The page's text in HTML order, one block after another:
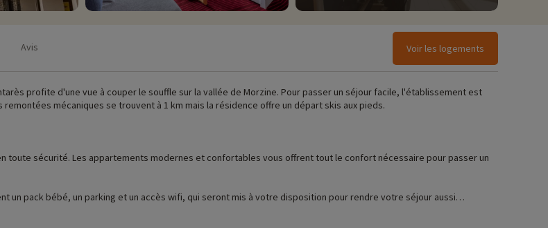
Avis Voir les logements
profite d'une vue à couper le souffle sur la vallée de Morzine. Pour passer un séjour facile, l'établissement est
mécaniques se trouvent à 1 km mais la résidence offre un départ skis aux pieds.
toute sécurité. Les appartements modernes et confortables vous offrent tout le confort nécessaire pour passer un
pack bébé, un parking et un accès wifi, qui seront mis à votre disposition pour rendre votre séjour aussi